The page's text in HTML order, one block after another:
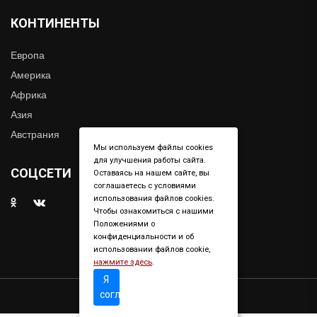
КОНТИНЕНТЫ
Европа
Америка
Африка
Азия
Австрания
СОЦСЕТИ
Copyright © 2019. All right reserved
Мы используем файлы cookies
для улучшения работы сайта.
Оставаясь на нашем сайте, вы
соглашаетесь с условиями
использования файлов cookies.
Чтобы ознакомиться с нашими
Положениями о
конфиденциальности и об
использовании файлов cookie,
нажмите здесь.
Я
согласен